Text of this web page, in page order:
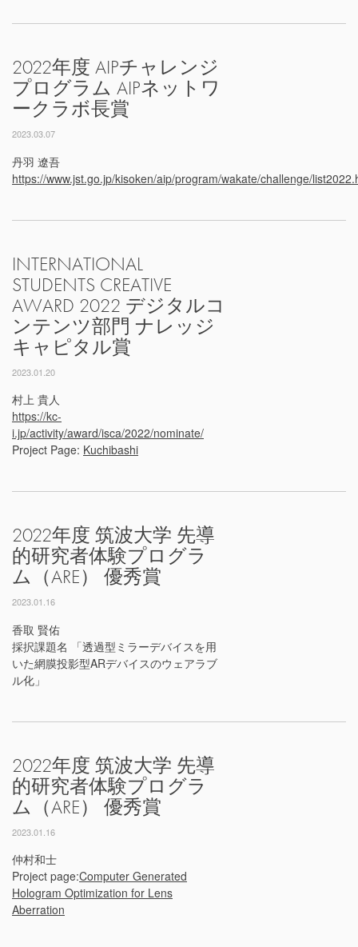
2022年度 AIPチャレンジ
プログラム AIPネットワ
ークラボ長賞
2023.03.07
丹羽 遼吾
https://www.jst.go.jp/kisoken/aip/program/wakate/challenge/
INTERNATIONAL
STUDENTS CREATIVE
AWARD 2022 デジタルコ
ンテンツ部門 ナレッジ
キャピタル賞
2023.01.20
村上 貴人
https://kc-
i.jp/activity/award/isca/2022/nominate/
Project Page: Kuchibashi
2022年度 筑波大学 先導
的研究者体験プログラ
ム（ARE） 優秀賞
2023.01.16
香取 賢佑
採択課題名 「透過型ミラーデバイスを用
いた網膜投影型ARデバイスのウェアラブ
ル化」
2022年度 筑波大学 先導
的研究者体験プログラ
ム（ARE） 優秀賞
2023.01.16
仲村和士
Project page:Computer Generated
Hologram Optimization for Lens
Aberration